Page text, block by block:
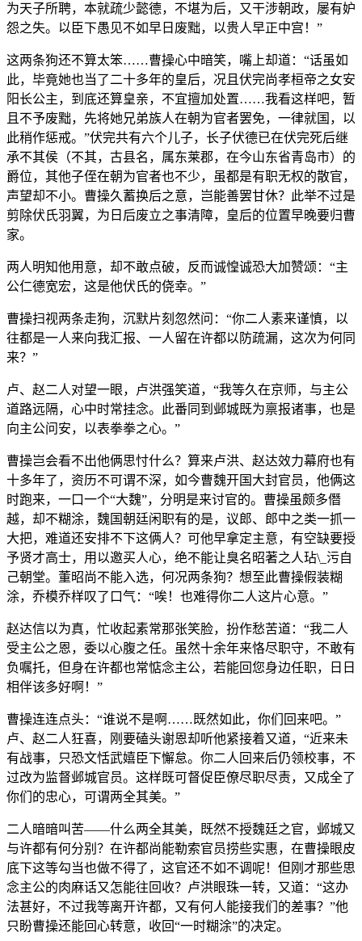
为天子所聘，本就疏少懿德，不堪为后，又干涉朝政，屡有妒
怨之失。以臣下愚见不如早日废黜，以贵人早正中宫！”
这两条狗还不算太笨……曹操心中暗笑，嘴上却道：“话虽如
此，毕竟她也当了二十多年的皇后，况且伏完尚孝桓帝之女安
阳长公主，到底还算皇亲，不宜擅加处置……我看这样吧，暂
且不予废黜，先将她兄弟族人在朝为官者罢免，一律就国，以
此稍作惩戒。”伏完共有六个儿子，长子伏德已在伏完死后继
承不其侯（不其，古县名，属东莱郡，在今山东省青岛市）的
爵位，其他子侄在朝为官者也不少，虽都是有职无权的散官，
声望却不小。曹操久蓄换后之意，岂能善罢甘休？此举不过是
剪除伏氏羽翼，为日后废立之事清障，皇后的位置早晚要归曹
家。
两人明知他用意，却不敢点破，反而诚惶诚恐大加赞颂：“主
公仁德宽宏，这是他伏氏的侥幸。”
曹操扫视两条走狗，沉默片刻忽然问：“你二人素来谨慎，以
往都是一人来向我汇报、一人留在许都以防疏漏，这次为何同
来？”
卢、赵二人对望一眼，卢洪强笑道，“我等久在京师，与主公
道路远隔，心中时常挂念。此番同到邺城既为禀报诸事，也是
向主公问安，以表拳拳之心。”
曹操岂会看不出他俩思忖什么？算来卢洪、赵达效力幕府也有
十多年了，资历不可谓不深，如今曹魏开国大封官员，他俩这
时跑来，一口一个“大魏”，分明是来讨官的。曹操虽颇多僭
越，却不糊涂，魏国朝廷闲职有的是，议郎、郎中之类一抓一
大把，难道还安排不下这俩人？可他早拿定主意，有空缺要授
予贤才高士，用以邀买人心，绝不能让臭名昭著之人玷\_污自
己朝堂。董昭尚不能入选，何况两条狗？想至此曹操假装糊
涂，乔模乔样叹了口气：“唉！也难得你二人这片心意。”
赵达信以为真，忙收起素常那张笑脸，扮作愁苦道：“我二人
受主公之恩，委以心腹之任。虽然十余年来恪尽职守，不敢有
负嘱托，但身在许都也常惦念主公，若能回您身边任职，日日
相伴该多好啊！”
曹操连连点头：“谁说不是啊……既然如此，你们回来吧。”
卢、赵二人狂喜，刚要磕头谢恩却听他紧接着又道，“近来未
有战事，只恐文恬武嬉臣下懈怠。你二人回来后仍领校事，不
过改为监督邺城官员。这样既可督促臣僚尽职尽责，又成全了
你们的忠心，可谓两全其美。”
二人暗暗叫苦——什么两全其美，既然不授魏廷之官，邺城又
与许都有何分别？在许都尚能勒索官员捞些实惠，在曹操眼皮
底下这等勾当也做不得了，这官还不如不调呢！但刚才那些思
念主公的肉麻话又怎能往回收？卢洪眼珠一转，又道：“这办
法甚好，不过我等离开许都，又有何人能接我们的差事？”他
只盼曹操还能回心转意，收回“一时糊涂”的决定。